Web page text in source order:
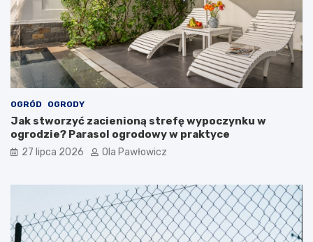
OGRÓD OGRODY
Jak stworzyć zacienioną strefę wypoczynku w
ogrodzie? Parasol ogrodowy w praktyce
27 lipca 2026 Ola Pawłowicz